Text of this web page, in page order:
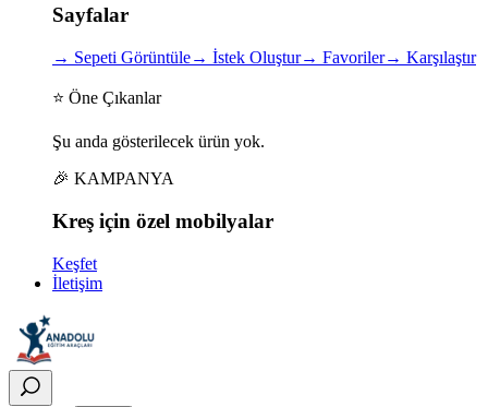
Sayfalar
→ Sepeti Görüntüle→ İstek Oluştur→ Favoriler→ Karşılaştır
⭐ Öne Çıkanlar
Şu anda gösterilecek ürün yok.
🎉 KAMPANYA
Kreş için özel mobilyalar
Keşfet
İletişim